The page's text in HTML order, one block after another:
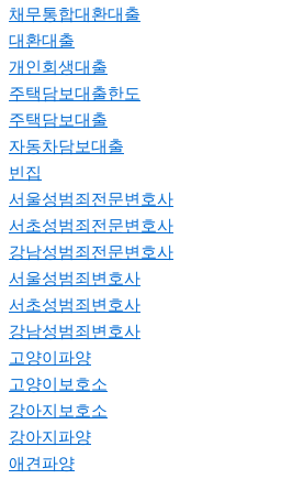
채무통합대환대출
대환대출
개인회생대출
주택담보대출한도
주택담보대출
자동차담보대출
빈집
서울성범죄전문변호사
서초성범죄전문변호사
강남성범죄전문변호사
서울성범죄변호사
서초성범죄변호사
강남성범죄변호사
고양이파양
고양이보호소
강아지보호소
강아지파양
애견파양